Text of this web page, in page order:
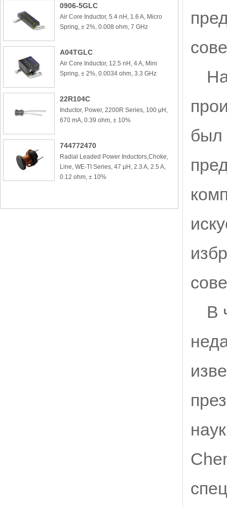
0906-5GLC
Air Core Inductor, 5.4 nH, 1.6 A, Micro
Spring, ± 2%, 0.008 ohm, 7 GHz
A04TGLC
Air Core Inductor, 12.5 nH, 4 A, Mini
Spring, ± 2%, 0.0034 ohm, 3.3 GHz
22R104C
Inductor, Power, 2200R Series, 100 µH,
670 mA, 0.39 ohm, ± 10%
744772470
Radial Leaded Power Inductors,Choke,
Line, WE-TI Series, 47 µH, 2.3 A, 2.5 A,
0.12 ohm, ± 10%
был
В